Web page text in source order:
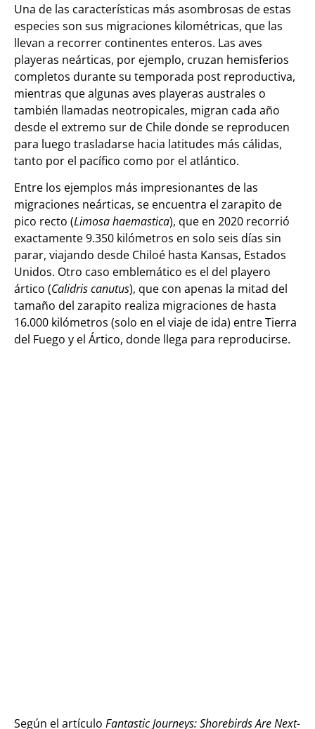
Una de las características más asombrosas de estas
especies son sus migraciones kilométricas, que las
llevan a recorrer continentes enteros. Las aves
playeras neárticas, por ejemplo, cruzan hemisferios
completos durante su temporada post reproductiva,
mientras que algunas aves playeras australes o
también llamadas neotropicales, migran cada año
desde el extremo sur de Chile donde se reproducen
para luego trasladarse hacia latitudes más cálidas,
tanto por el pacífico como por el atlántico.
Entre los ejemplos más impresionantes de las
migraciones neárticas, se encuentra el zarapito de
pico recto (Limosa haemastica), que en 2020 recorrió
exactamente 9.350 kilómetros en solo seis días sin
parar, viajando desde Chiloé hasta Kansas, Estados
Unidos. Otro caso emblemático es el del playero
ártico (Calidris canutus), que con apenas la mitad del
tamaño del zarapito realiza migraciones de hasta
16.000 kilómetros (solo en el viaje de ida) entre Tierra
del Fuego y el Ártico, donde llega para reproducirse.
Según el artículo Fantastic Journeys: Shorebirds Are Next-